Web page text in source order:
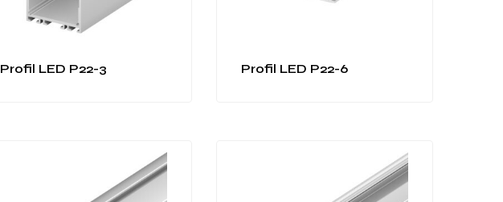
Profil LED P22-3 Profil LED P22-6